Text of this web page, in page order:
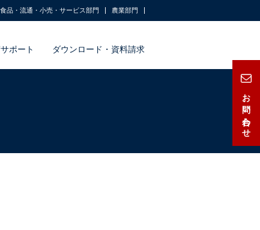
食品・流通・小売・サービス部門 農業部門
ポート ダウンロード・資料請求
お問い合わせ